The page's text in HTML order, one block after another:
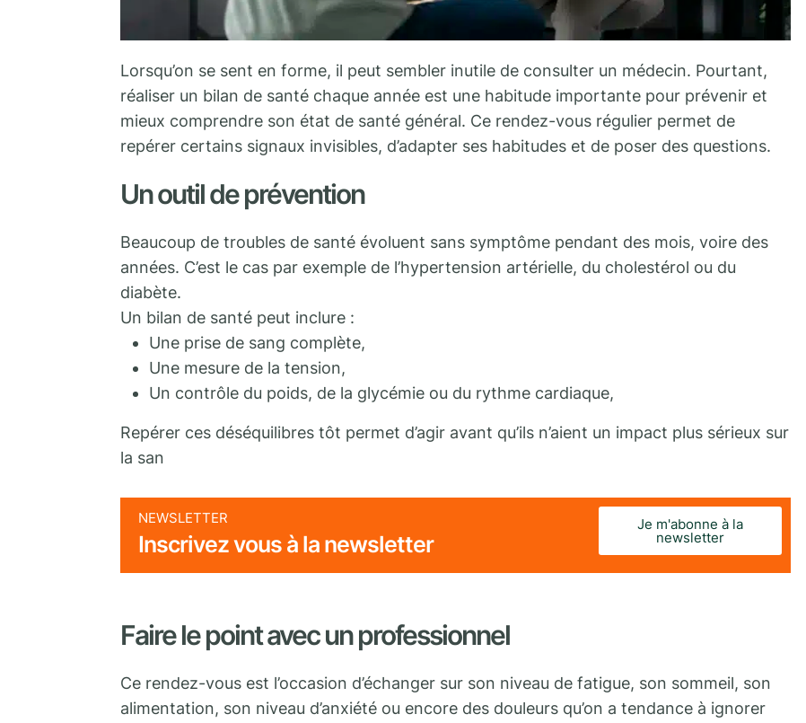
Lorsqu’on se sent en forme, il peut sembler inutile de consulter un médecin. Pourtant,
réaliser un bilan de santé chaque année est une habitude importante pour prévenir et
mieux comprendre son état de santé général. Ce rendez-vous régulier permet de
repérer certains signaux invisibles, d’adapter ses habitudes et de poser des questions.
Un outil de prévention
Beaucoup de troubles de santé évoluent sans symptôme pendant des mois, voire des
années. C’est le cas par exemple de l’hypertension artérielle, du cholestérol ou du
diabète.
Un bilan de santé peut inclure :
Une prise de sang complète,
Une mesure de la tension,
Un contrôle du poids, de la glycémie ou du rythme cardiaque,
Repérer ces déséquilibres tôt permet d’agir avant qu’ils n’aient un impact plus sérieux sur
la san
NEWSLETTER
Inscrivez vous à la newsletter
Je m'abonne à la
newsletter
Faire le point avec un professionnel
Ce rendez-vous est l’occasion d’échanger sur son niveau de fatigue, son sommeil, son
alimentation, son niveau d’anxiété ou encore des douleurs qu’on a tendance à ignorer